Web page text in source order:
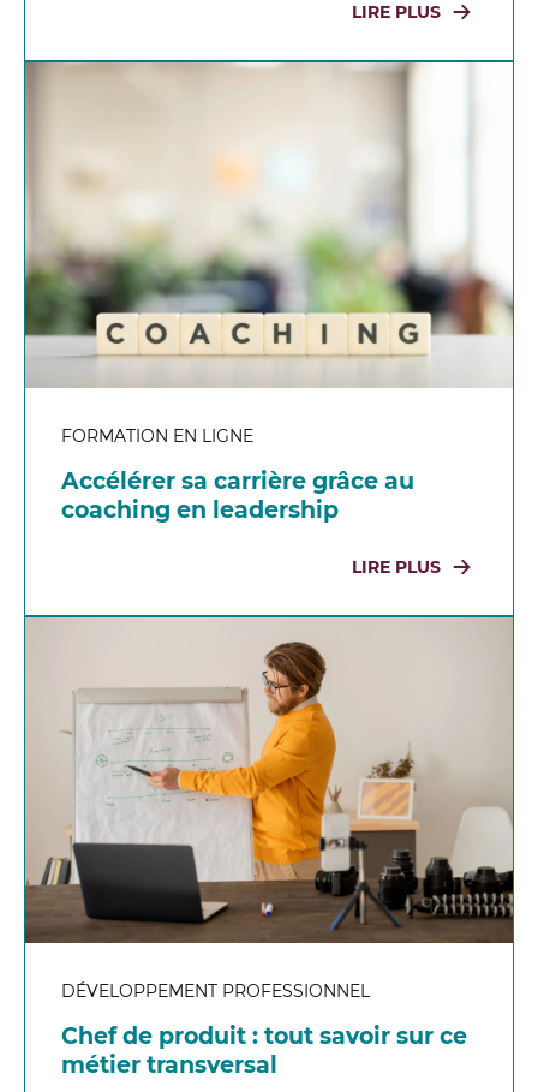
LIRE PLUS
FORMATION EN LIGNE
Accélérer sa carrière grâce au
coaching en leadership
LIRE PLUS
DÉVELOPPEMENT PROFESSIONNEL
Chef de produit : tout savoir sur ce
métier transversal